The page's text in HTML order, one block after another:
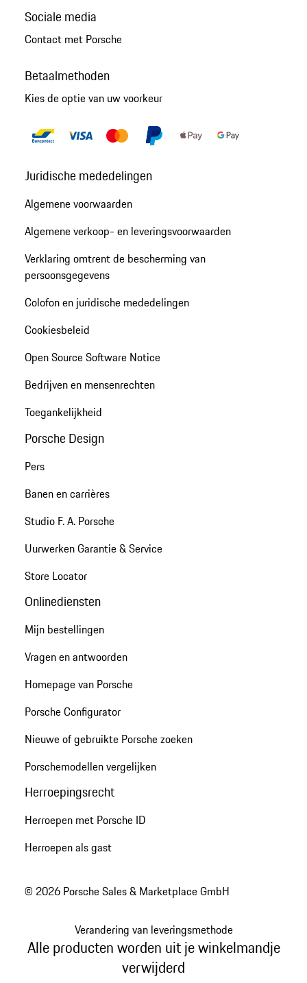
Sociale media
Contact met Porsche
Betaalmethoden
Kies de optie van uw voorkeur
Juridische mededelingen
Algemene voorwaarden
Algemene verkoop- en leveringsvoorwaarden
Verklaring omtrent de bescherming van
persoonsgegevens
Colofon en juridische mededelingen
Cookiesbeleid
Open Source Software Notice
Bedrijven en mensenrechten
Toegankelijkheid
Porsche Design
Pers
Banen en carrières
Studio F. A. Porsche
Uurwerken Garantie & Service
Store Locator
Onlinediensten
Mijn bestellingen
Vragen en antwoorden
Homepage van Porsche
Porsche Configurator
Nieuwe of gebruikte Porsche zoeken
Porschemodellen vergelijken
Herroepingsrecht
Herroepen met Porsche ID
Herroepen als gast
© 2026 Porsche Sales & Marketplace GmbH
Verandering van leveringsmethode
Alle producten worden uit je winkelmandje
verwijderd